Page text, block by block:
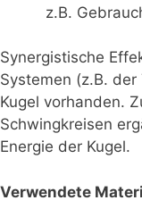
z.B.
Synergistische
Systemen (z.B.
Kugel vorhanden.
Schwingkreisen
Energie der Kugel.
Verwendete